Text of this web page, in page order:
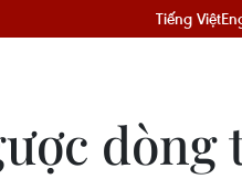
Tiếng Việt
dòng